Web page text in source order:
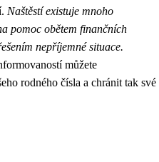
Naštěstí existuje mnoho
pomoc obětem finančních
nepříjemné situace.
můžete
rodného čísla a chránit tak své